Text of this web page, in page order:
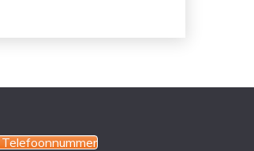
Telefoonnummer